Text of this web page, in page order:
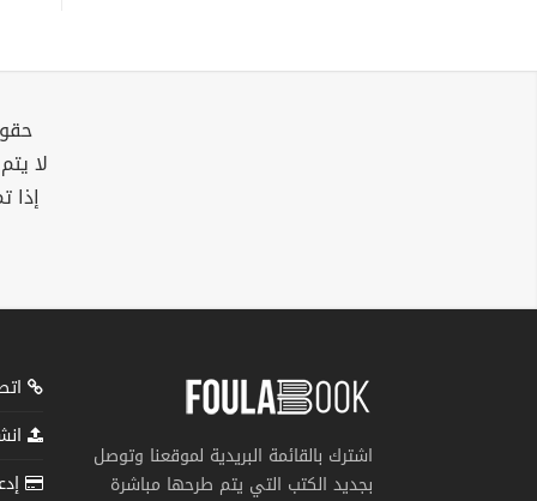
لا
إذا
اشترك بالقائمة البريدية لموقعنا وتوصل
بجديد الكتب التي يتم طرحها مباشرة